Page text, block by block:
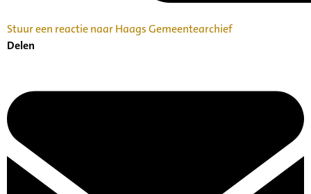
Stuur een reactie naar Haags Gemeentearchief
Delen